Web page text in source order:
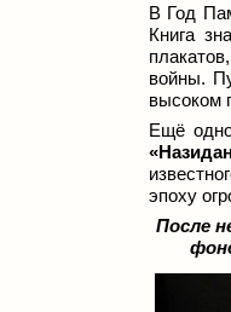
В Год
Книга
войны.
высоком
Ещё
эпоху
После